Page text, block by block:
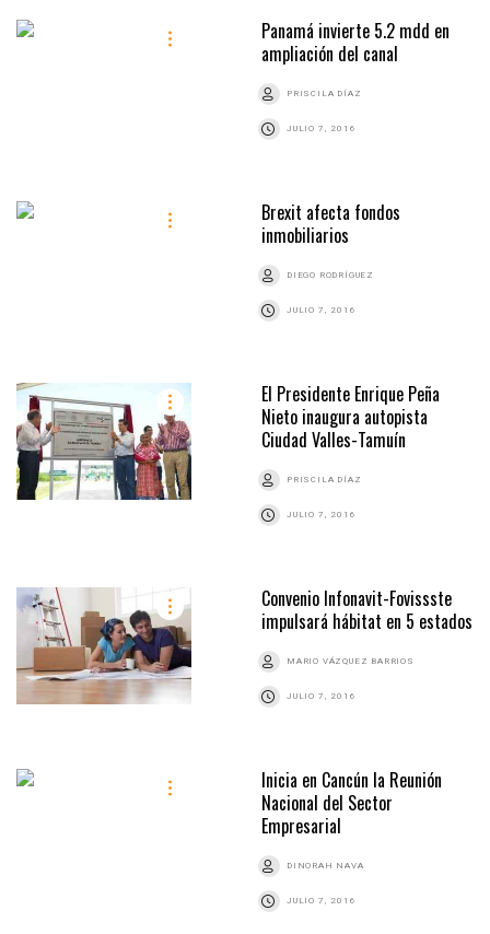
Panamá invierte 5.2 mdd en
ampliación del canal
PRISCILA DÍAZ
JULIO 7, 2016
Brexit afecta fondos
inmobiliarios
DIEGO RODRÍGUEZ
JULIO 7, 2016
El Presidente Enrique Peña
Nieto inaugura autopista
Ciudad Valles-Tamuín
PRISCILA DÍAZ
JULIO 7, 2016
Convenio Infonavit-Fovissste
impulsará hábitat en 5 estados
MARIO VÁZQUEZ BARRIOS
JULIO 7, 2016
Inicia en Cancún la Reunión
Nacional del Sector
Empresarial
DINORAH NAVA
JULIO 7, 2016